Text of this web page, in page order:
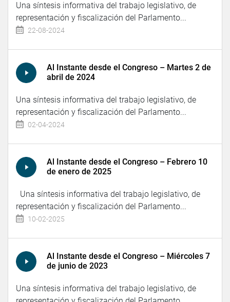
Una síntesis informativa del trabajo legislativo, de
representación y fiscalización del Parlamento...
22-08-2024
Al Instante desde el Congreso – Martes 2 de
abril de 2024
Una síntesis informativa del trabajo legislativo, de
representación y fiscalización del Parlamento...
02-04-2024
Al Instante desde el Congreso – Febrero 10
de enero de 2025
Una síntesis informativa del trabajo legislativo, de
representación y fiscalización del Parlamento...
10-02-2025
Al Instante desde el Congreso – Miércoles 7
de junio de 2023
Una síntesis informativa del trabajo legislativo, de